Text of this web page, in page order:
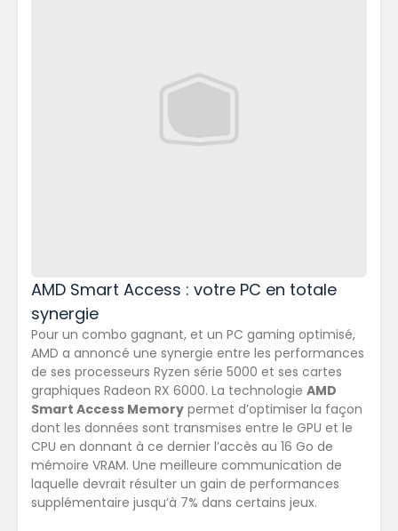
AMD Smart Access : votre PC en totale
synergie
Pour un combo gagnant, et un PC gaming optimisé,
AMD a annoncé une synergie entre les performances
de ses processeurs Ryzen série 5000 et ses cartes
graphiques Radeon RX 6000. La technologie AMD
Smart Access Memory permet d’optimiser la façon
dont les données sont transmises entre le GPU et le
CPU en donnant à ce dernier l’accès au 16 Go de
mémoire VRAM. Une meilleure communication de
laquelle devrait résulter un gain de performances
supplémentaire jusqu’à 7% dans certains jeux.